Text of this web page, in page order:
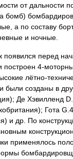
от дальности
бомб)
а по составу
и ночные.
появился перед
построен 4-
лётно-
были созданы в
Де Хэвилленд
Гота
и др. По
применялось